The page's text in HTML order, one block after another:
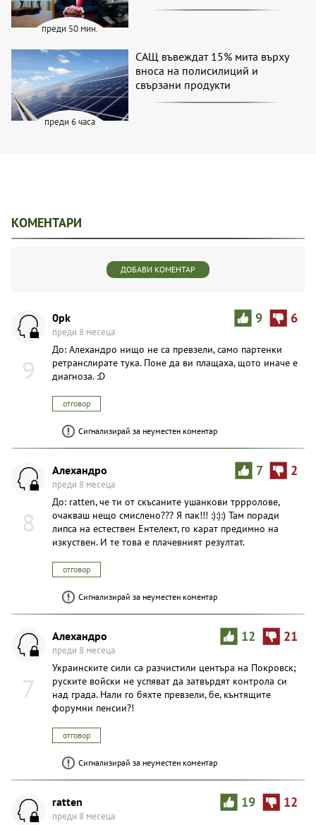
преди 50 мин.
преди 6 часа
САЩ въвеждат 15% мита върху
вноса на полисилиций и
свързани продукти
КОМЕНТАРИ
ДОБАВИ КОМЕНТАР
9
9 6
0pk
преди 8 месеца
До: Алехандро нищо не са превзели, само партенки
ретранслирате тука. Поне да ви плащаха, щото иначе е
диагноза. :D
отговор
Сигнализирай за неуместен коментар
8
7 2
Aлexaндpo
преди 8 месеца
До: ratten, че ти от скъсаните ушанкови тррролове,
очакваш нещо смислено??? Я пак!!! :):):) Там поради
липса на естествен Ентелект, го карат предимно на
изкуствен. И те това е плачевният резултат.
отговор
Сигнализирай за неуместен коментар
7
12 21
Алехандро
преди 8 месеца
Украинските сили са разчистили центъра на Покровск;
руските войски не успяват да затвърдят контрола си
над града. Нали го бяхте превзели, бе, кънтящите
форумни пенсии?!
отговор
Сигнализирай за неуместен коментар
19 12
ratten
преди 8 месеца